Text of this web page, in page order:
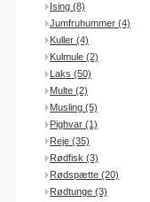
Ising (8)
Jumfruhummer (4)
Kuller (4)
Kulmule (2)
Laks (50)
Multe (2)
Musling (5)
Pighvar (1)
Reje (35)
Rødfisk (3)
Rødspætte (20)
Rødtunge (3)